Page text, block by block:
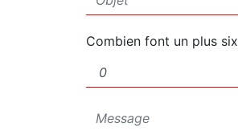
Combien font un plus six